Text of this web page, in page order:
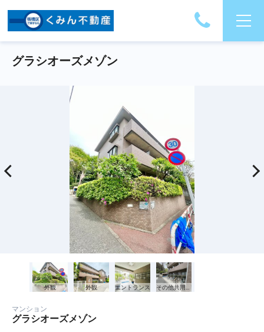
グラシオーズメゾン
外観 外観 エントランス
マンション
グラシオーズメゾン